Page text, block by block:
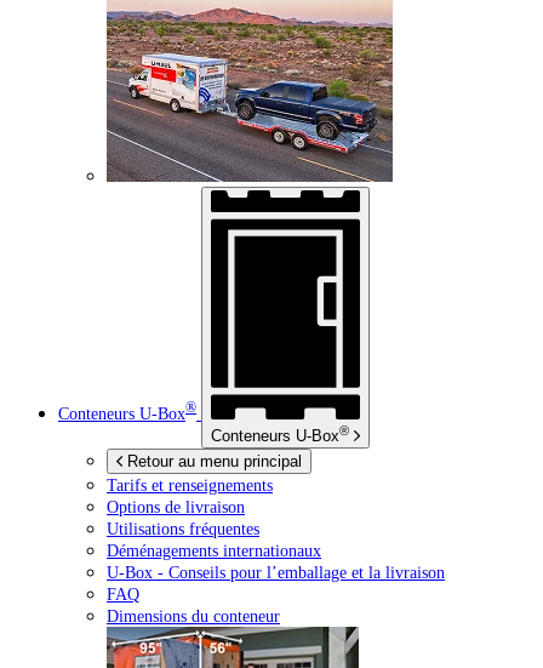
Conteneurs U-Box®
Conteneurs U-Box®
Retour au menu principal
Tarifs et renseignements
Options de livraison
Utilisations fréquentes
Déménagements internationaux
U-Box - Conseils pour l’emballage et la livraison
FAQ
Dimensions du conteneur